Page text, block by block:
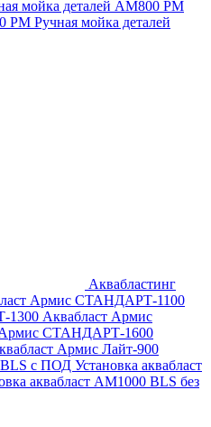
мойка деталей АМ800 РМ
РМ Ручная мойка деталей
Аквабластинг
Армис СТАНДАРТ-1100
1300 Аквабласт Армис
Армис СТАНДАРТ-1600
Армис Лайт-900
BLS с ПОД Установка аквабласт
аквабласт AM1000 BLS без